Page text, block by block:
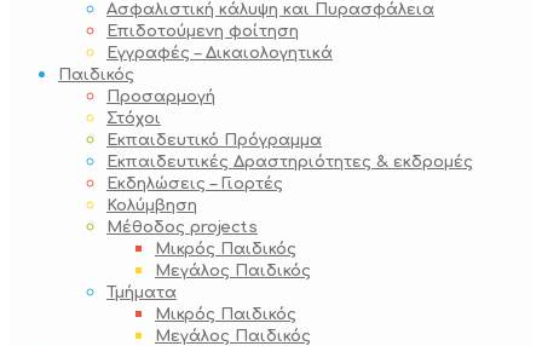
Ασφαλιστική κάλυψη και Πυρασφάλεια
Επιδοτούμενη φοίτηση
Εγγραφές – Δικαιολογητικά
Παιδικός
Προσαρμογή
Στόχοι
Εκπαιδευτικό Πρόγραμμα
Εκπαιδευτικές Δραστηριότητες & εκδρομές
Εκδηλώσεις – Γιορτές
Κολύμβηση
Μέθοδος projects
Μικρός Παιδικός
Μεγάλος Παιδικός
Τμήματα
Μικρός Παιδικός
Μεγάλος Παιδικός